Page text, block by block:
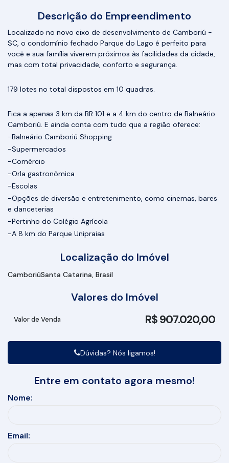
Descrição do Empreendimento
Localizado no novo eixo de desenvolvimento de Camboriú -
SC, o condomínio fechado Parque do Lago é perfeito para
você e sua família viverem próximos às facilidades da cidade,
mas com total privacidade, conforto e segurança.
179 lotes no total dispostos em 10 quadras.
Fica a apenas 3 km da BR 101 e a 4 km do centro de Balneário
Camboriú. E ainda conta com tudo que a região oferece:
-Balneário Camboriú Shopping
-Supermercados
-Comércio
-Orla gastronômica
-Escolas
-Opções de diversão e entretenimento, como cinemas, bares
e danceterias
-Pertinho do Colégio Agrícola
-A 8 km do Parque Unipraias
Localização do Imóvel
CamboriúSanta Catarina, Brasil
Valores do Imóvel
R$907.020,00
Valor de Venda
Dúvidas? Nós ligamos!
Entre em contato agora mesmo!
Nome:
Email: